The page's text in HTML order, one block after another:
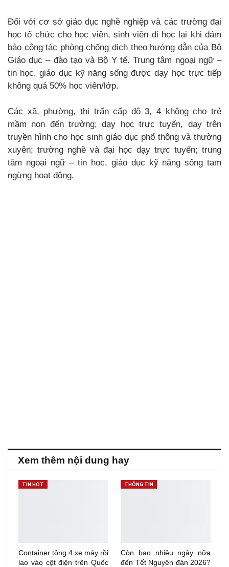
Đối với cơ sở giáo dục nghề nghiệp và các trường đại
học tổ chức cho học viên, sinh viên đi học lại khi đảm
bảo công tác phòng chống dịch theo hướng dẫn của Bộ
Giáo dục – đào tạo và Bộ Y tế. Trung tâm ngoại ngữ –
tin học, giáo dục kỹ năng sống được dạy học trực tiếp
không quá 50% học viên/lớp.
Các xã, phường, thị trấn cấp độ 3, 4 không cho trẻ
mầm non đến trường; dạy học trực tuyến, dạy trên
truyền hình cho học sinh giáo dục phổ thông và thường
xuyên; trường nghề và đại học dạy trực tuyến; trung
tâm ngoại ngữ – tin học, giáo dục kỹ năng sống tạm
ngừng hoạt động.
Xem thêm nội dung hay
TIN HOT
Container tông 4 xe máy rồi
lao vào cột điện trên Quốc
THÔNG TIN
Còn bao nhiêu ngày nữa
đến Tết Nguyên đán 2026?